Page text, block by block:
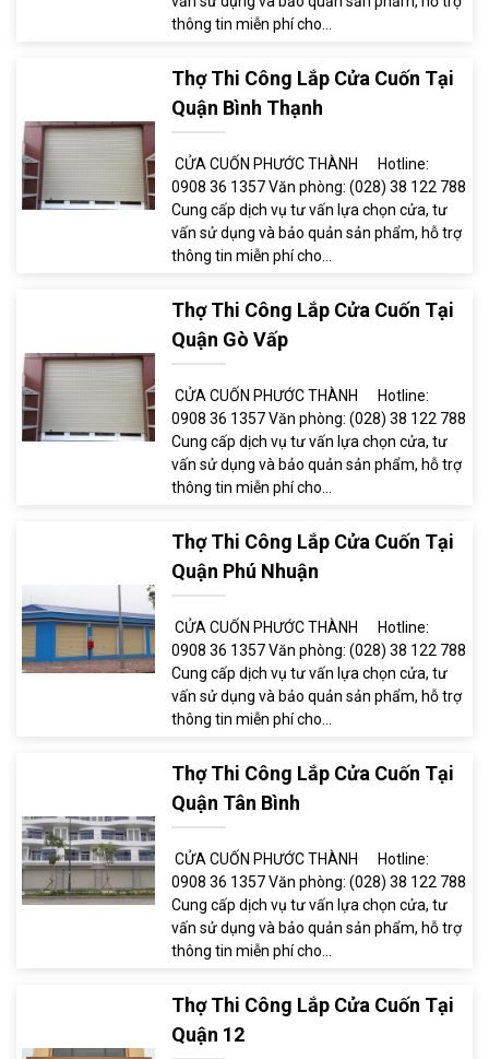
thông tin miễn phí cho...
Thợ Thi Công Lắp Cửa Cuốn Tại
Quận Bình Thạnh
CỬA CUỐN PHƯỚC THÀNH Hotline:
0908 36 1357 Văn phòng: (028) 38 122 788
Cung cấp dịch vụ tư vấn lựa chọn cửa, tư
vấn sử dụng và bảo quản sản phẩm, hỗ trợ
thông tin miễn phí cho...
Thợ Thi Công Lắp Cửa Cuốn Tại
Quận Gò Vấp
CỬA CUỐN PHƯỚC THÀNH Hotline:
0908 36 1357 Văn phòng: (028) 38 122 788
Cung cấp dịch vụ tư vấn lựa chọn cửa, tư
vấn sử dụng và bảo quản sản phẩm, hỗ trợ
thông tin miễn phí cho...
Thợ Thi Công Lắp Cửa Cuốn Tại
Quận Phú Nhuận
CỬA CUỐN PHƯỚC THÀNH Hotline:
0908 36 1357 Văn phòng: (028) 38 122 788
Cung cấp dịch vụ tư vấn lựa chọn cửa, tư
vấn sử dụng và bảo quản sản phẩm, hỗ trợ
thông tin miễn phí cho...
Thợ Thi Công Lắp Cửa Cuốn Tại
Quận Tân Bình
CỬA CUỐN PHƯỚC THÀNH Hotline:
0908 36 1357 Văn phòng: (028) 38 122 788
Cung cấp dịch vụ tư vấn lựa chọn cửa, tư
vấn sử dụng và bảo quản sản phẩm, hỗ trợ
thông tin miễn phí cho...
Thợ Thi Công Lắp Cửa Cuốn Tại
Quận 12